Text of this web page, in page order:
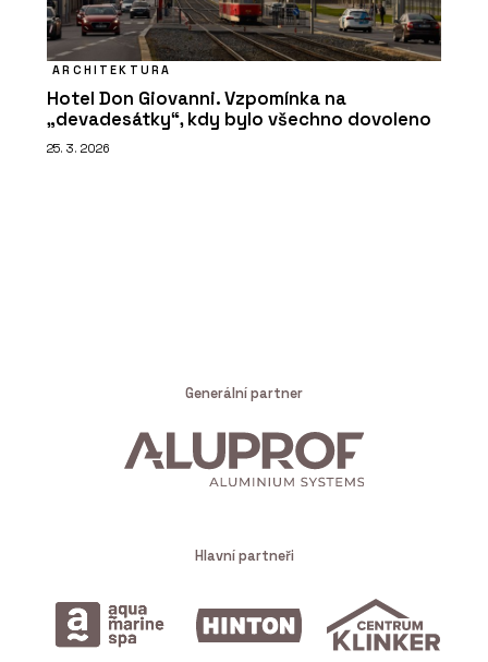
ARCHITEKTURA
Hotel Don Giovanni. Vzpomínka na
„devadesátky“, kdy bylo všechno dovoleno
25. 3. 2026
Generální partner
Hlavní partneři